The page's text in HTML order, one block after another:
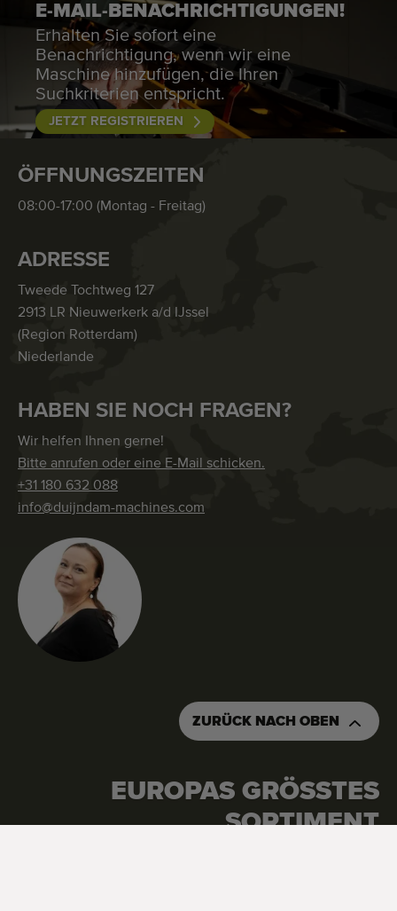
E-MAIL-BENACHRICHTIGUNGEN!
Erhalten Sie sofort eine
Benachrichtigung, wenn wir eine
Maschine hinzufügen, die Ihren
Suchkriterien entspricht.
JETZT REGISTRIEREN
ÖFFNUNGSZEITEN
08:00-17:00 (Montag - Freitag)
ADRESSE
Tweede Tochtweg 127
2913 LR Nieuwerkerk a/d IJssel
(Region Rotterdam)
Niederlande
HABEN SIE NOCH FRAGEN?
Wir helfen Ihnen gerne!
Bitte anrufen oder eine E-Mail schicken.
+31 180 632 088
info@duijndam-machines.com
ZURÜCK NACH OBEN
EUROPAS GRÖSSTES S
ORTIMENT